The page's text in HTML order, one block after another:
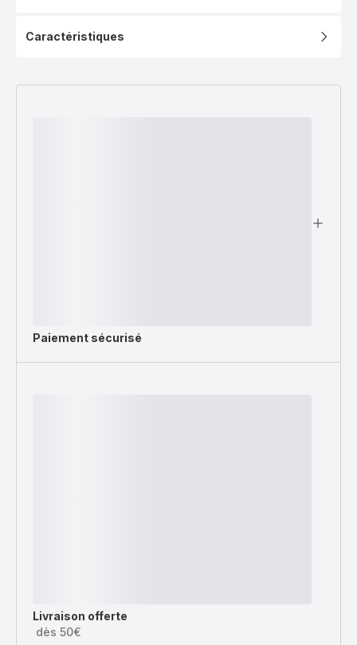
Caractéristiques
Paiement sécurisé
Livraison offerte
dès 50€